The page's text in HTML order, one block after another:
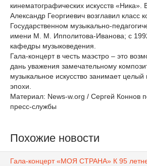
кинематографических искусств «Ника».
Александр Георгиевич возглавил класс
Государственном музыкально-
имени М. М. Ипполитова-Иванова; с
кафедры музыковедения.
Гала-концерт в честь маэстро – это
дань уважения замечательному
музыкальное искусство занимает целый
эпохи.
Материал: News-w.org / Сергей Коннов
пресс-службы
Похожие новости
Гала-концерт «МОЯ СТРАНА» К 95